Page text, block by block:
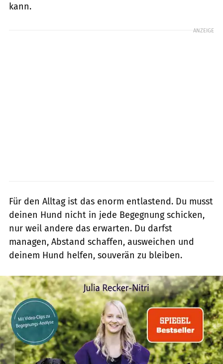
kann.
ANZEIGE
Für den Alltag ist das enorm entlastend. Du musst
deinen Hund nicht in jede Begegnung schicken,
nur weil andere das erwarten. Du darfst
managen, Abstand schaffen, ausweichen und
deinem Hund helfen, souverän zu bleiben.